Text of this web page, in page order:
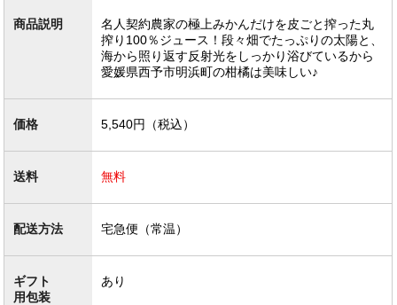
商品説明
名人契約農家の極上みかんだけを皮ごと搾った丸
搾り100％ジュース！段々畑でたっぷりの太陽と、
海から照り返す反射光をしっかり浴びているから
愛媛県西予市明浜町の柑橘は美味しい♪
価格 5,540円（税込）
送料 無料
配送方法 宅急便（常温）
ギフト
用包装
あり